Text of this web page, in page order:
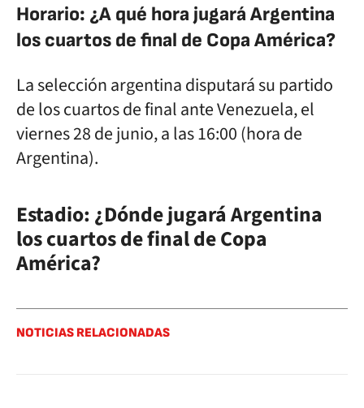
Horario: ¿A qué hora jugará Argentina
los cuartos de final de Copa América?
La selección argentina disputará su partido
de los cuartos de final ante Venezuela, el
viernes 28 de junio, a las 16:00 (hora de
Argentina).
Estadio: ¿Dónde jugaráArgentina
los cuartos de final de Copa
América?
NOTICIAS RELACIONADAS